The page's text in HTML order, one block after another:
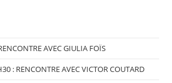
AVEC GIULIA FOÏS
: RENCONTRE AVEC VICTOR COUTARD